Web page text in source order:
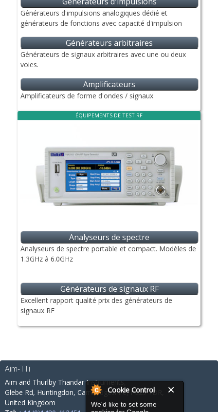
Cookie Control
We'd like to set some
Générateurs d'impulsions analogiques dédié et
générateurs de fonctions avec capacité d'impulsion
Générateurs arbitraires
Générateurs de signaux arbitraires avec une ou deux
voies.
Amplificateurs
Amplificateurs de forme d'ondes / signaux
ÉQUIPEMENTS DE TEST RF
Analyseurs de spectre
Analyseurs de spectre portable et compact. Modèles de
1.3GHz à 6.0GHz
Générateurs de signaux RF
Excellent rapport qualité prix des générateurs de
signaux RF
Aim-TTi
Aim and Thurlby Thandar Instruments,
Glebe Rd, Huntingdon, Cambridgeshire, PE29 7DR,
United Kingdom